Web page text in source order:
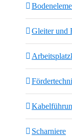
Gleiter und
Scharniere